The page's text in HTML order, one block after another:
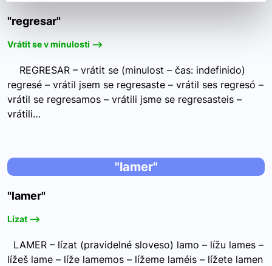
"regresar"
Vrátit se v minulosti -->
REGRESAR – vrátit se (minulost – čas: indefinido)
regresé – vrátil jsem se regresaste – vrátil ses regresó –
vrátil se regresamos – vrátili jsme se regresasteis –
vrátili…
"lamer"
"lamer"
Lízat -->
LAMER – lízat (pravidelné sloveso) lamo – lížu lames –
lížeš lame – líže lamemos – lížeme laméis – lížete lamen